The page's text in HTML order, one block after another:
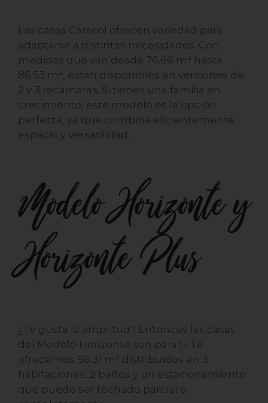
Las casas Caracol ofrecen variedad para
adaptarse a distintas necesidades. Con
medidas que van desde 76.66 m² hasta
86.53 m², están disponibles en versiones de
2 y 3 recámaras. Si tienes una familia en
crecimiento, este modelo es la opción
perfecta, ya que combina eficientemente
espacio y versatilidad.
Modelo Horizonte y
Horizonte Plus
¿Te gusta la amplitud? Entonces las casas
del Modelo Horizonte son para ti. Te
ofrecemos 96.31 m² distribuidos en 3
habitaciones, 2 baños y un estacionamiento
que puede ser techado parcial o